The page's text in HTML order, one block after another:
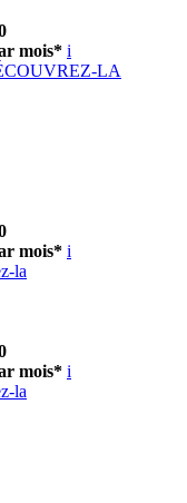
mois* i
LA
mois* i
la
mois* i
la